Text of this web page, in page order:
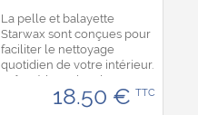
La pelle et balayette
Starwax sont conçues pour
faciliter le nettoyage
quotidien de votre intérieur.
Grâce à leurs bords
efficaces et à leur balayette
aux fibres résistantes, elles
18.50 € TTC